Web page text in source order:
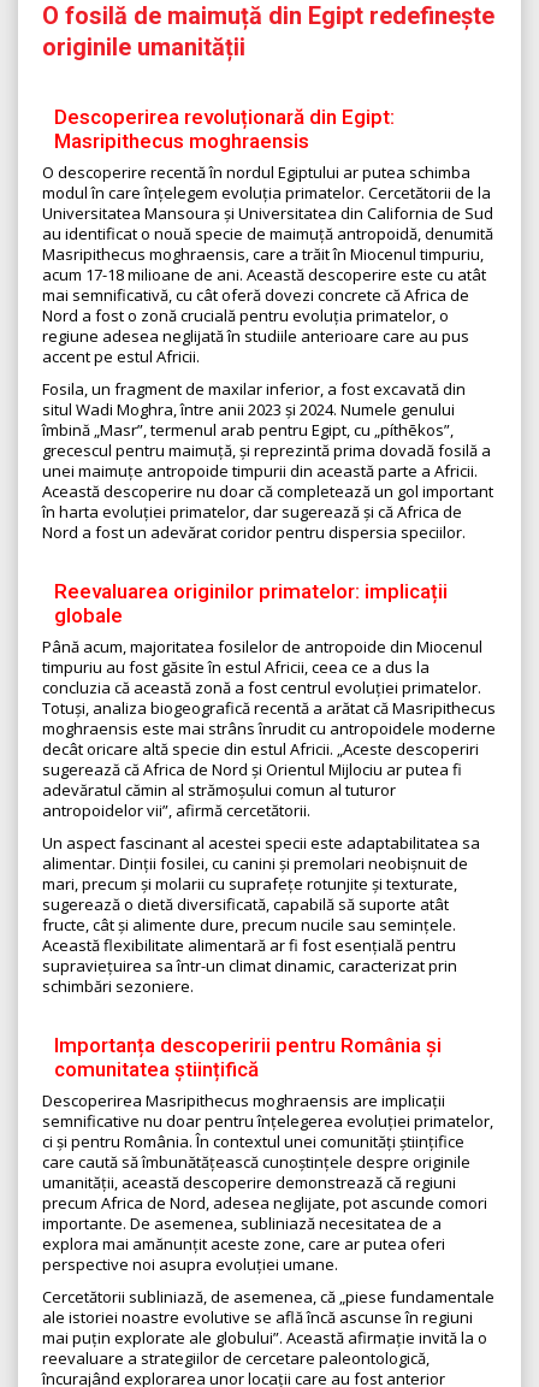
O fosilă de maimuță din Egipt redefinește
originile umanității
Descoperirea revoluționară din Egipt:
Masripithecus moghraensis
O descoperire recentă în nordul Egiptului ar putea schimba
modul în care înțelegem evoluția primatelor. Cercetătorii de la
Universitatea Mansoura și Universitatea din California de Sud
au identificat o nouă specie de maimuță antropoidă, denumită
Masripithecus moghraensis, care a trăit în Miocenul timpuriu,
acum 17-18 milioane de ani. Această descoperire este cu atât
mai semnificativă, cu cât oferă dovezi concrete că Africa de
Nord a fost o zonă crucială pentru evoluția primatelor, o
regiune adesea neglijată în studiile anterioare care au pus
accent pe estul Africii.
Fosila, un fragment de maxilar inferior, a fost excavată din
situl Wadi Moghra, între anii 2023 și 2024. Numele genului
îmbină „Masr”, termenul arab pentru Egipt, cu „píthēkos”,
grecescul pentru maimuță, și reprezintă prima dovadă fosilă a
unei maimuțe antropoide timpurii din această parte a Africii.
Această descoperire nu doar că completează un gol important
în harta evoluției primatelor, dar sugerează și că Africa de
Nord a fost un adevărat coridor pentru dispersia speciilor.
Reevaluarea originilor primatelor: implicații
globale
Până acum, majoritatea fosilelor de antropoide din Miocenul
timpuriu au fost găsite în estul Africii, ceea ce a dus la
concluzia că această zonă a fost centrul evoluției primatelor.
Totuși, analiza biogeografică recentă a arătat că Masripithecus
moghraensis este mai strâns înrudit cu antropoidele moderne
decât oricare altă specie din estul Africii. „Aceste descoperiri
sugerează că Africa de Nord și Orientul Mijlociu ar putea fi
adevăratul cămin al strămoșului comun al tuturor
antropoidelor vii”, afirmă cercetătorii.
Un aspect fascinant al acestei specii este adaptabilitatea sa
alimentar. Dinții fosilei, cu canini și premolari neobișnuit de
mari, precum și molarii cu suprafețe rotunjite și texturate,
sugerează o dietă diversificată, capabilă să suporte atât
fructe, cât și alimente dure, precum nucile sau semințele.
Această flexibilitate alimentară ar fi fost esențială pentru
supraviețuirea sa într-un climat dinamic, caracterizat prin
schimbări sezoniere.
Importanța descoperirii pentru România și
comunitatea științifică
Descoperirea Masripithecus moghraensis are implicații
semnificative nu doar pentru înțelegerea evoluției primatelor,
ci și pentru România. În contextul unei comunități științifice
care caută să îmbunătățească cunoștințele despre originile
umanității, această descoperire demonstrează că regiuni
precum Africa de Nord, adesea neglijate, pot ascunde comori
importante. De asemenea, subliniază necesitatea de a
explora mai amănunțit aceste zone, care ar putea oferi
perspective noi asupra evoluției umane.
Cercetătorii subliniază, de asemenea, că „piese fundamentale
ale istoriei noastre evolutive se află încă ascunse în regiuni
mai puțin explorate ale globului”. Această afirmație invită la o
reevaluare a strategiilor de cercetare paleontologică,
încurajând explorarea unor locații care au fost anterior